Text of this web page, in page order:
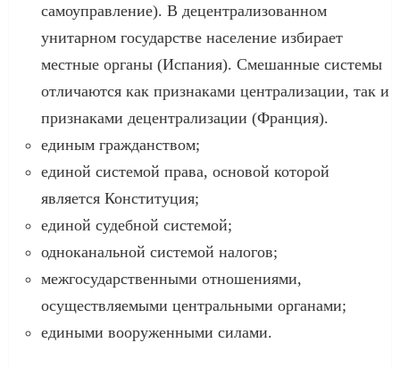
самоуправление). В децентрализованном
унитарном государстве население избирает
местные органы (Испания). Смешанные системы
отличаются как признаками централизации, так и
признаками децентрализации (Франция).
единым гражданством;
единой системой права, основой которой
является Конституция;
единой судебной системой;
одноканальной системой налогов;
межгосударственными отношениями,
осуществляемыми центральными органами;
едиными вооруженными силами.